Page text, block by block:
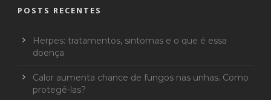
POSTS RECENTES
Herpes: tratamentos, sintomas e o que é essa
doença
Calor aumenta chance de fungos nas unhas. Como
protegê-las?